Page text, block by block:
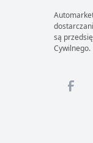
są
Cywilnego.